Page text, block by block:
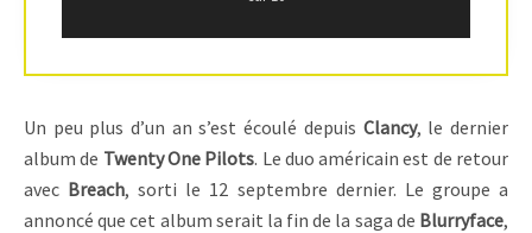
Un peu plus d’un an s’est écoulé depuis Clancy, le dernier
album de Twenty One Pilots. Le duo américain est de retour
avec Breach, sorti le 12 septembre dernier. Le groupe a
annoncé que cet album serait la fin de la saga de Blurryface,